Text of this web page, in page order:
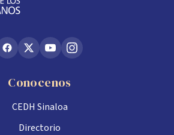
Conocenos
CEDH Sinaloa
Directorio